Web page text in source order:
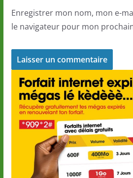
Enregistrer mon nom, mon e-
le navigateur pour mon